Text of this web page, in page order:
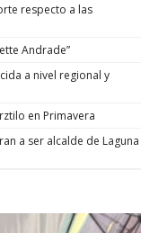
respecto a las
Andrade”
a nivel regional y
en Primavera
a ser alcalde de Laguna